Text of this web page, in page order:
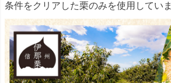
条件をクリアした栗のみを使用していま